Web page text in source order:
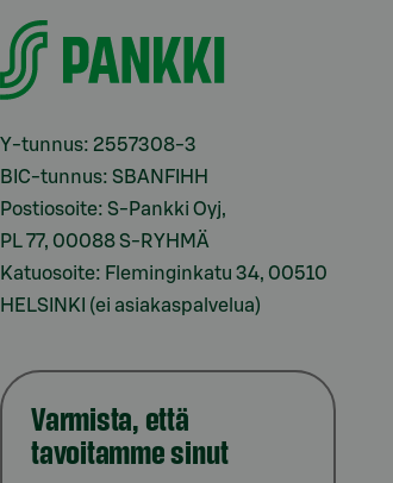
Y-tunnus: 2557308-3
BIC-tunnus: SBANFIHH
Postiosoite: S-Pankki Oyj,
PL 77, 00088 S-RYHMÄ
Katuosoite: Fleminginkatu 34, 00510
HELSINKI (ei asiakaspalvelua)
Varmista, että
tavoitamme sinut